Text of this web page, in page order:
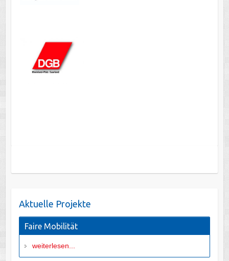
Aktuelle Projekte
Faire Mobilität
weiterlesen...